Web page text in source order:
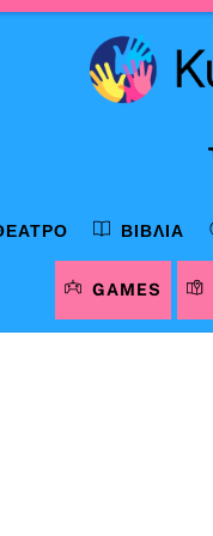
ΒΙΒΛΊΑ
GAMES